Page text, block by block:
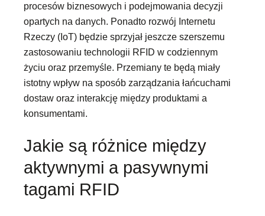
procesów biznesowych i podejmowania decyzji
opartych na danych. Ponadto rozwój Internetu
Rzeczy (IoT) będzie sprzyjał jeszcze szerszemu
zastosowaniu technologii RFID w codziennym
życiu oraz przemyśle. Przemiany te będą miały
istotny wpływ na sposób zarządzania łańcuchami
dostaw oraz interakcję między produktami a
konsumentami.
Jakie są różnice między
aktywnymi a pasywnymi
tagami RFID